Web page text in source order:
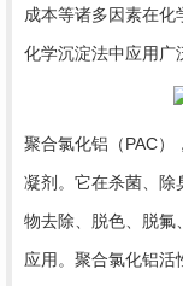
成本等诸多因素在化
化学沉淀法中应用广
聚合氯化铝（PAC）
凝剂。它在杀菌、除
物去除、脱色、脱氟
应用。聚合氯化铝活